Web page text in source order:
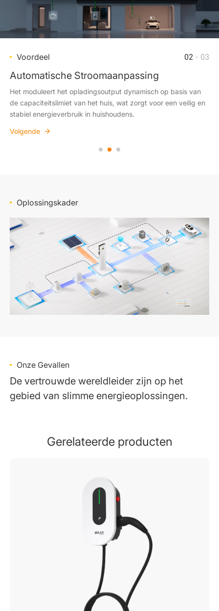
Voordeel 01 - 03
Opladen in Groene en ECO-modi Verhogen
Maakt versneld opladen gedurende een bepaalde tijd
mogelijk, met gebruik van goedkope elektriciteit of efficiënt
tegemoet te komen aan spoedeisende reisbehoeften.
Volgende
Voordeel 02 - 03
Automatische Stroomaanpassing
Het moduleert het opladingsoutput dynamisch op basis van
de capaciteitslimiet van het huis, wat zorgt voor een veilig en
stabiel energieverbruik in huishoudens.
Volgende
Voordeel 03 - 03
Universele Connectiviteit
Ondersteunt OCPP, Modbus TCP/RTU en Open API, waardoor
naadloze integratie mogelijk is met apparaten en platforms
van derden voor flexibele energiebeheer.
Volgende
Oplossingskader
Onze Gevallen
De vertrouwde wereldleider zijn op het
gebied van slimme energieoplossingen.
Gerelateerde producten